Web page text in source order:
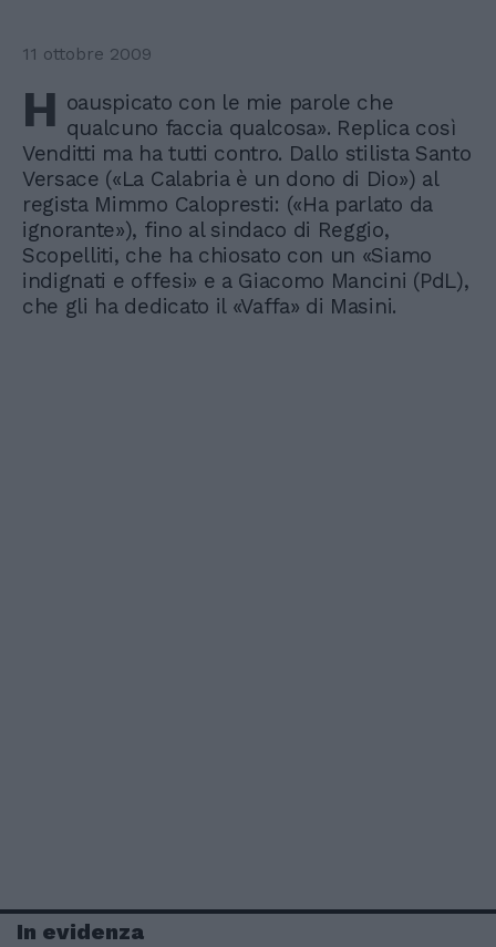
11 ottobre 2009
H oauspicato con le mie parole che
qualcuno faccia qualcosa». Replica così
Venditti ma ha tutti contro. Dallo stilista Santo
Versace («La Calabria è un dono di Dio») al
regista Mimmo Calopresti: («Ha parlato da
ignorante»), fino al sindaco di Reggio,
Scopelliti, che ha chiosato con un «Siamo
indignati e offesi» e a Giacomo Mancini (PdL),
che gli ha dedicato il «Vaffa» di Masini.
In evidenza